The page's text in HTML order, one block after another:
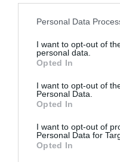
Please note that this
not limited to your visit or
grant or deny consent to
use your data for below
consent section.
Personal Data
I want to opt-out of
personal data.
Opted In
I want to opt-out of
Personal Data.
Opted In
I want to opt-out of
Personal Data for
Opted In
megérkezik a nagy Ő!